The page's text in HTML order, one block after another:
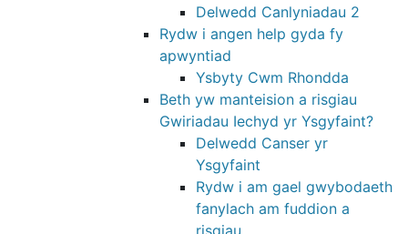
Delwedd Canlyniadau 2
Rydw i angen help gyda fy
apwyntiad
Ysbyty Cwm Rhondda
Beth yw manteision a risgiau
Gwiriadau Iechyd yr Ysgyfaint?
Delwedd Canser yr
Ysgyfaint
Rydw i am gael gwybodaeth
fanylach am fuddion a
risgiau